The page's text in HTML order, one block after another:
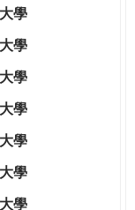
學
學
學
學
學
學
學